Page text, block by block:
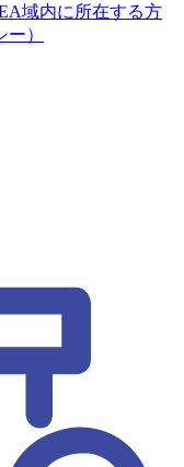
域内に所在する方
）